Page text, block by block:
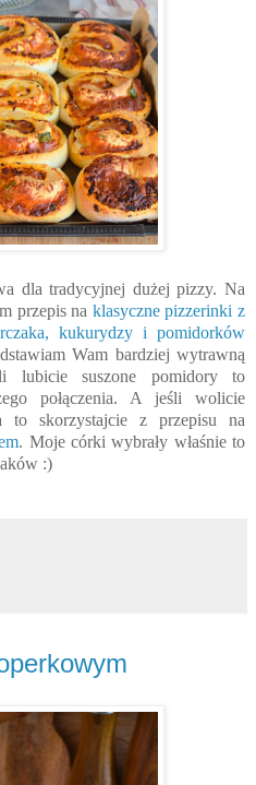
dla tradycyjnej dużej pizzy. Na
przepis na klasyczne pizzerinki z
kukurydzy i pomidorków
Wam bardziej wytrawną
lubicie suszone pomidory to
połączenia. A jeśli wolicie
to skorzystajcie z przepisu na
. Moje córki wybrały właśnie to
:)